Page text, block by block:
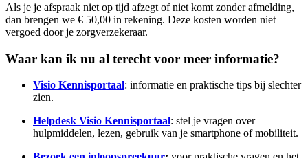
Als je je afspraak niet op tijd afzegt of niet komt zonder afmelding,
dan brengen we € 50,00 in rekening. Deze kosten worden niet
vergoed door je zorgverzekeraar.
Waar kan ik nu al terecht voor meer informatie?
Visio Kennisportaal: informatie en praktische tips bij slechter
zien.
Helpdesk Visio Kennisportaal: stel je vragen over
hulpmiddelen, lezen, gebruik van je smartphone of mobiliteit.